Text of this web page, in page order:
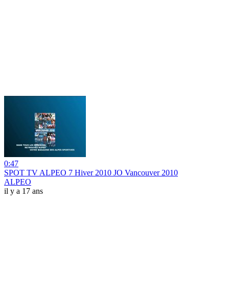
0:47
SPOT TV ALPEO 7 Hiver 2010 JO Vancouver 2010
ALPEO
il y a 17 ans